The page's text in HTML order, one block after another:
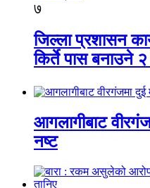
७
जिल्ला प्रशासन
किर्ते पास बनाउने
आगलागीबाट
नष्ट